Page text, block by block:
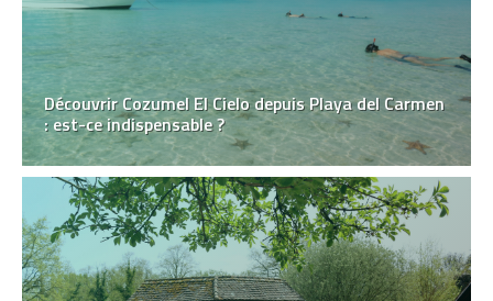
Découvrir Cozumel El Cielo depuis Playa del Carmen
: est-ce indispensable ?